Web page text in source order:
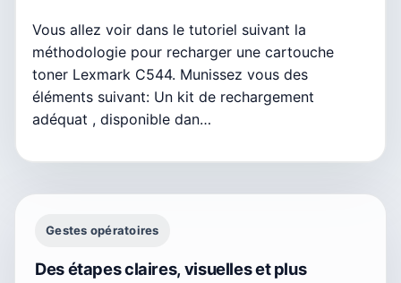
Vous allez voir dans le tutoriel suivant la
méthodologie pour recharger une cartouche
toner Lexmark C544. Munissez vous des
éléments suivant: Un kit de rechargement
adéquat , disponible dan…
Gestes opératoires
Des étapes claires, visuelles et plus